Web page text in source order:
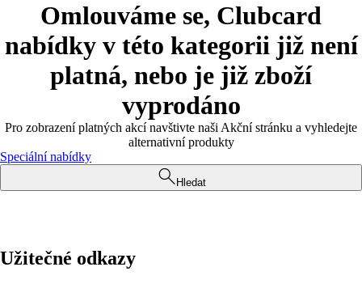
Omlouváme se, Clubcard
nabídky v této kategorii již není
platná, nebo je již zboží
vyprodáno
Pro zobrazení platných akcí navštivte naši Akční stránku a vyhledejte
alternativní produkty
Speciální nabídky
Hledat
Užitečné odkazy